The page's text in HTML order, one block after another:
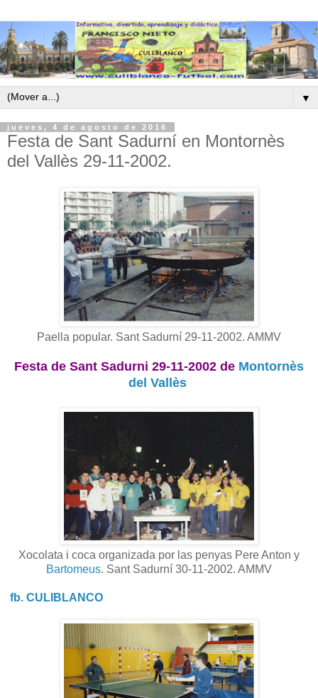
▼
jueves, 4 de agosto de 2016
Festa de Sant Sadurní en Montornès
del Vallès 29-11-2002.
Paella popular. Sant Sadurní 29-11-2002. AMMV
Festa de Sant Sadurni 29-11-2002 de Montornès
del Vallès
Xocolata i coca organizada por las penyas Pere Anton y
Bartomeus. Sant Sadurní 30-11-2002. AMMV
fb. CULIBLANCO